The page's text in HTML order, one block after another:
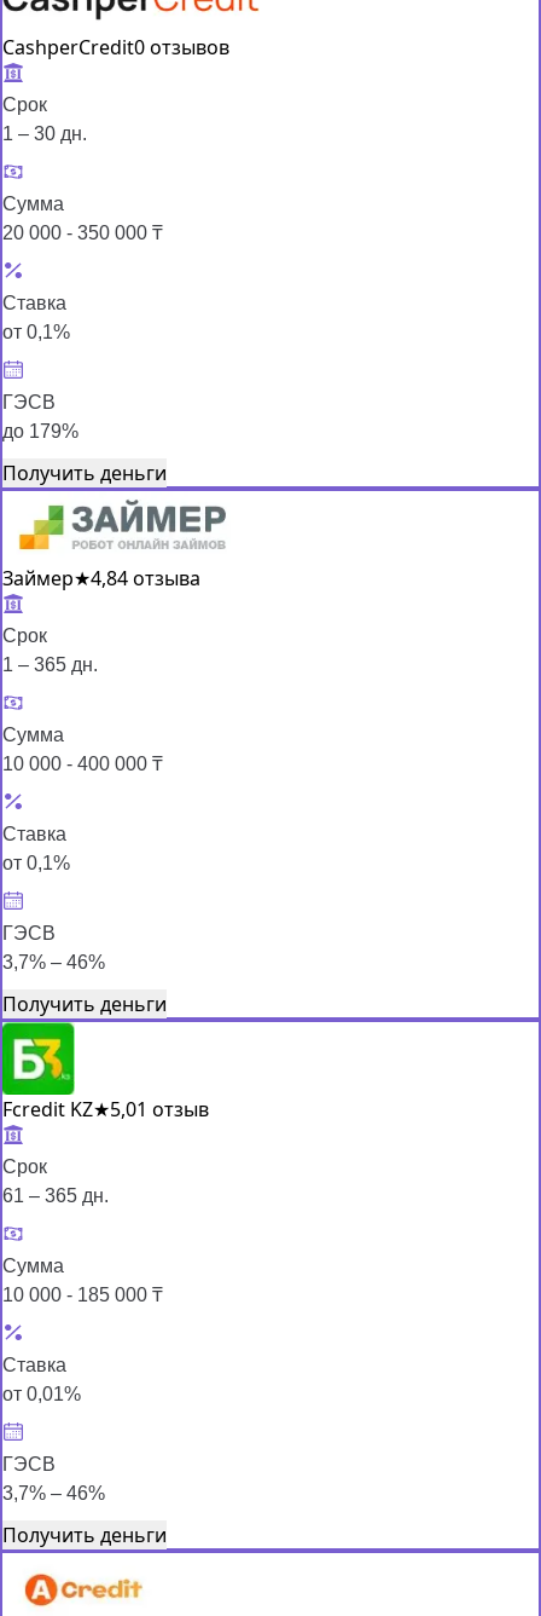
CashperCredit0 отзывов
Срок
1 – 30 дн.
Сумма
20 000 - 350 000 ₸
Ставка
от 0,1%
ГЭСВ
до 179%
Получить деньги
Займер★4,84 отзыва
Срок
1 – 365 дн.
Сумма
10 000 - 400 000 ₸
Ставка
от 0,1%
ГЭСВ
3,7% – 46%
Получить деньги
Fcredit KZ★5,01 отзыв
Срок
61 – 365 дн.
Сумма
10 000 - 185 000 ₸
Ставка
от 0,01%
ГЭСВ
3,7% – 46%
Получить деньги